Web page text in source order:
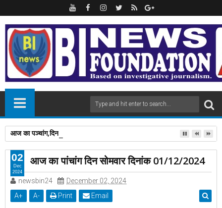
आज का पञ्चांग,दिन,मंगलवार ,दिनांक 04/08/2026,
आज का पांचांग दिन सोमवार दिनांक 01/12/2024
newsbin24
December 02, 2024
A+ A- Print Email
02
Dec
2024